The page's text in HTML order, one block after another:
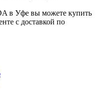
в Уфе вы можете купить
с доставкой по